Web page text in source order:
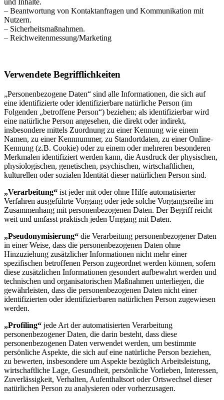
und Inhalte.
– Beantwortung von Kontaktanfragen und Kommunikation mit
Nutzern.
– Sicherheitsmaßnahmen.
– Reichweitenmessung/Marketing
Verwendete Begrifflichkeiten
„Personenbezogene Daten“ sind alle Informationen, die sich auf
eine identifizierte oder identifizierbare natürliche Person (im
Folgenden „betroffene Person“) beziehen; als identifizierbar wird
eine natürliche Person angesehen, die direkt oder indirekt,
insbesondere mittels Zuordnung zu einer Kennung wie einem
Namen, zu einer Kennnummer, zu Standortdaten, zu einer Online-
Kennung (z.B. Cookie) oder zu einem oder mehreren besonderen
Merkmalen identifiziert werden kann, die Ausdruck der physischen,
physiologischen, genetischen, psychischen, wirtschaftlichen,
kulturellen oder sozialen Identität dieser natürlichen Person sind.
„Verarbeitung“ ist jeder mit oder ohne Hilfe automatisierter
Verfahren ausgeführte Vorgang oder jede solche Vorgangsreihe im
Zusammenhang mit personenbezogenen Daten. Der Begriff reicht
weit und umfasst praktisch jeden Umgang mit Daten.
„Pseudonymisierung“ die Verarbeitung personenbezogener Daten
in einer Weise, dass die personenbezogenen Daten ohne
Hinzuziehung zusätzlicher Informationen nicht mehr einer
spezifischen betroffenen Person zugeordnet werden können, sofern
diese zusätzlichen Informationen gesondert aufbewahrt werden und
technischen und organisatorischen Maßnahmen unterliegen, die
gewährleisten, dass die personenbezogenen Daten nicht einer
identifizierten oder identifizierbaren natürlichen Person zugewiesen
werden.
„Profiling“ jede Art der automatisierten Verarbeitung
personenbezogener Daten, die darin besteht, dass diese
personenbezogenen Daten verwendet werden, um bestimmte
persönliche Aspekte, die sich auf eine natürliche Person beziehen,
zu bewerten, insbesondere um Aspekte bezüglich Arbeitsleistung,
wirtschaftliche Lage, Gesundheit, persönliche Vorlieben, Interessen,
Zuverlässigkeit, Verhalten, Aufenthaltsort oder Ortswechsel dieser
natürlichen Person zu analysieren oder vorherzusagen.